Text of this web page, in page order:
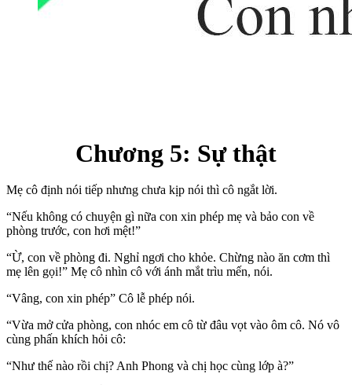
Chương 5: Sự thật
Mẹ cô định nói tiếp nhưng chưa kịp nói thì cô ngắt lời.
“Nếu không có chuyện gì nữa con xin phép mẹ và bảo con về
phòng trước, con hơi mệt!”
“Ừ, con về phòng đi. Nghỉ ngơi cho khỏe. Chừng nào ăn cơm thì
mẹ lên gọi!” Mẹ cô nhìn cô với ánh mắt trìu mến, nói.
“Vâng, con xin phép” Cô lễ phép nói.
“Vừa mở cửa phòng, con nhóc em cô từ đâu vọt vào ôm cô. Nó vô
cùng phấn khích hỏi cô:
“Như thế nào rồi chị? Anh Phong và chị học cùng lớp à?”